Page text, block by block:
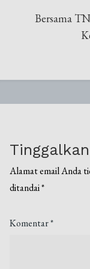
Bersama
Alamat email Anda
ditandai*
Komentar*